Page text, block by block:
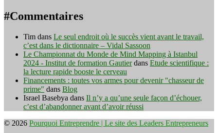
#Commentaires
Tim dans Le seul endroit où le succès vient avant le travail,
c’est dans le dictionnaire – Vidal Sassoon
Le Championnat du Monde de Mind Mapping à Istanbul
2024 - Institut de formation Gautierdans Etude scientifique :
la lecture rapide booste le cerveau
Financements : toutes vos armes pour devenir "chasseur de
prime" dans Blog
Israel Basebya dans Il n’y a qu’une seule façon d’échouer,
c’est d’abandonner avant d’avoir réussi
© 2026 Pourquoi Entreprendre | Le site des Leaders Entrepreneurs